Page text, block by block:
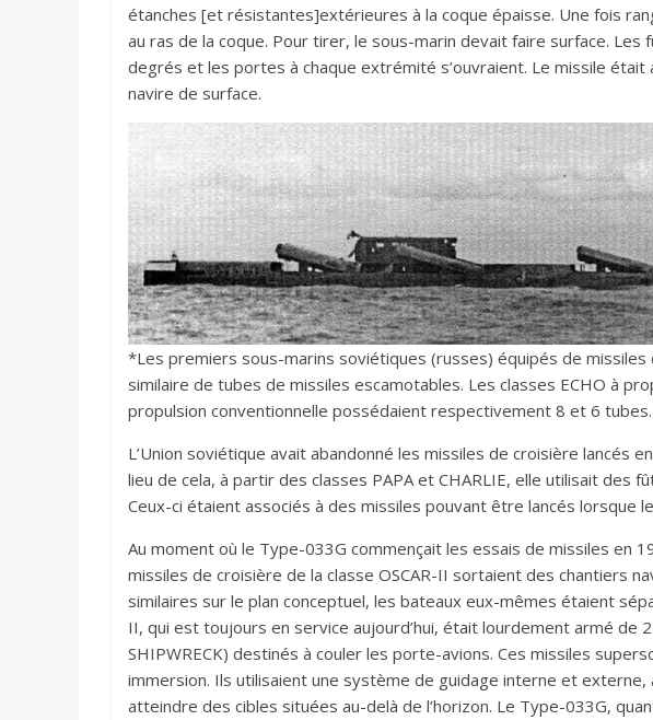
étanches [et résistantes]extérieures à la coque épaisse. Une fois
au ras de la coque. Pour tirer, le sous-marin devait faire surface.
degrés et les portes à chaque extrémité s’ouvraient. Le missile
navire de surface.
*Les premiers sous-marins soviétiques (russes) équipés de
similaire de tubes de missiles escamotables. Les classes ECHO à
propulsion conventionnelle possédaient respectivement 8 et 6 tubes.
L’Union soviétique avait abandonné les missiles de croisière lancés
lieu de cela, à partir des classes PAPA et CHARLIE, elle utilisait des
Ceux-ci étaient associés à des missiles pouvant être lancés lorsque
Au moment où le Type-033G commençait les essais de missiles en
missiles de croisière de la classe OSCAR-II sortaient des chantiers
similaires sur le plan conceptuel, les bateaux eux-mêmes étaient
II, qui est toujours en service aujourd’hui, était lourdement armé de
SHIPWRECK) destinés à couler les porte-avions. Ces missiles
immersion. Ils utilisaient une système de guidage interne et externe,
atteindre des cibles situées au-delà de l’horizon. Le Type-033G,